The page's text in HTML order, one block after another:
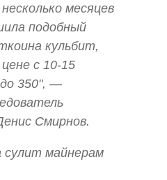
месяцев
подобный
кульбит,
с 10-15
до 350", —
Смирнов.
сулит майнерам